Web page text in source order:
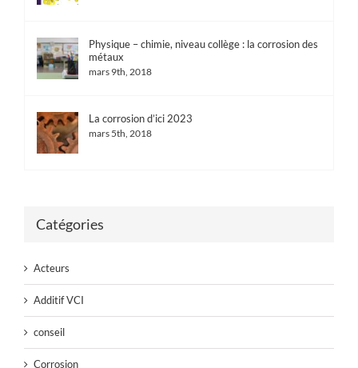
Physique – chimie, niveau collège : la corrosion des
métaux
mars 9th, 2018
La corrosion d’ici 2023
mars 5th, 2018
Catégories
Acteurs
Additif VCI
conseil
Corrosion